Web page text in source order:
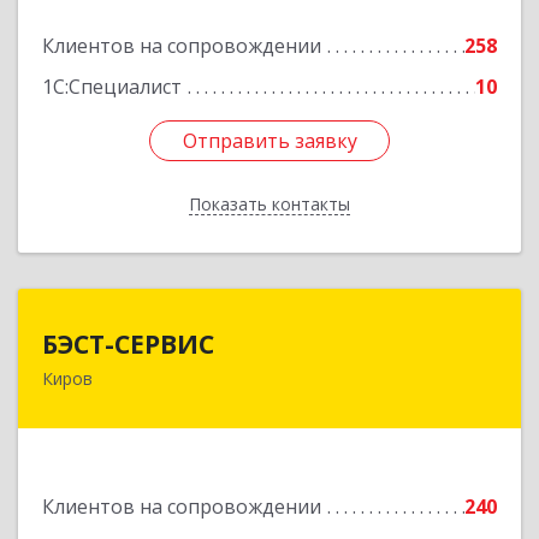
Клиентов на сопровождении
258
1С:Специалист
10
Отправить заявку
Показать контакты
Отправить заявку
Назад
БЭСТ-СЕРВИС
Киров
Клиентов на сопровождении
240